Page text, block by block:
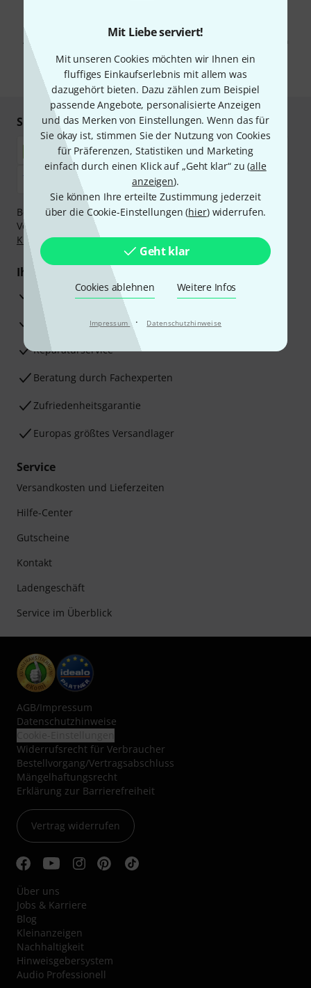
Mit Liebe serviert!
Mit unseren Cookies möchten wir Ihnen ein
fluffiges Einkaufserlebnis mit allem was
dazugehört bieten. Dazu zählen zum Beispiel
passende Angebote, personalisierte Anzeigen
und das Merken von Einstellungen. Wenn das für
Sie okay ist, stimmen Sie der Nutzung von Cookies
für Präferenzen, Statistiken und Marketing
einfach durch einen Klick auf „Geht klar“ zu (alle
anzeigen).
Sie können Ihre erteilte Zustimmung jederzeit
über die Cookie-Einstellungen (hier) widerrufen.
Geht klar
Cookies ablehnen Weitere Infos
Impressum · Datenschutzhinweise
Werbung und einer Messung des E-Mail-Nutzungsverhaltens zu. Die
Abmeldung ist jederzeit möglich. Weitere Informationen finden Sie in
* Pflichtfeld
Sicher einkaufen & bezahlen
Bezahlen Sie vertraulich und sicher per Nachnahme,
Vorkasse, PayPal, Amazon Pay,
Klarna Ratenzahlungoder Kreditkarte.
Ihre Vorteile
3 Jahre Thomann Garantie
30 Tage Money-Back-Garantie
Reparaturservice
Beratung durch Fachexperten
Zufriedenheitsgarantie
Europas größtes Versandlager
Service
Versandkosten und Lieferzeiten
Hilfe-Center
Gutscheine
Kontakt
Ladengeschäft
Service im Überblick
AGB/Impressum
Datenschutzhinweise
Widerrufsrecht für Verbraucher
Bestellvorgang/Vertragsabschluss
Mängelhaftungsrecht
Erklärung zur Barrierefreiheit
Vertrag widerrufen
Über uns
Jobs & Karriere
Blog
Kleinanzeigen
Nachhaltigkeit
Hinweisgebersystem
Audio Professionell